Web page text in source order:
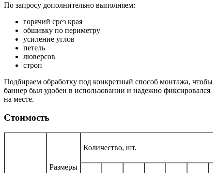
По запросу дополнительно выполняем:
горячий срез края
обшивку по периметру
усиление углов
петель
люверсов
строп
Подбираем обработку под конкретный способ монтажа, чтобы
баннер был удобен в использовании и надежно фиксировался
на месте.
Стоимость
Размеры
Количество, шт.